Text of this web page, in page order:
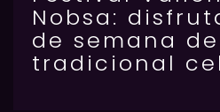
Nobsa:
de semana
tradicional